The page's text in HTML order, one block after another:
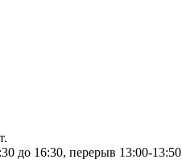
до 16:30, перерыв 13:00-13:50